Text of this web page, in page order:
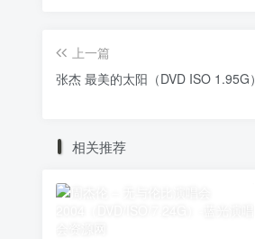
上一篇
张杰 最美的太阳（DVD ISO 1.95G）
相关推荐